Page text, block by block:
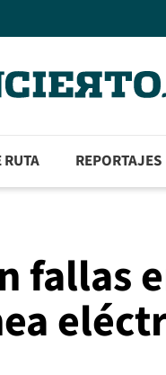
RUTA REPORTAJES
fallas